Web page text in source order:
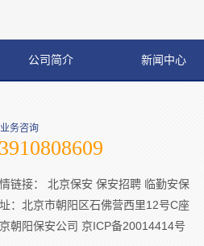
公司简介 新闻中心
业务咨询
链接： 北京保安 保安招聘 临勤安保
：北京市朝阳区石佛营西里12号C座
朝阳保安公司 京ICP备20014414号